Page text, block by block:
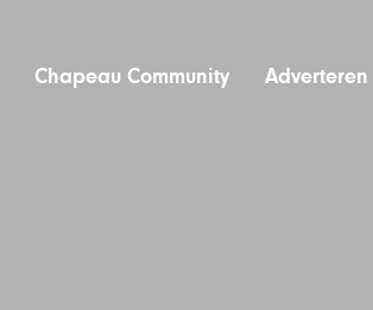
Chapeau Community Adverteren